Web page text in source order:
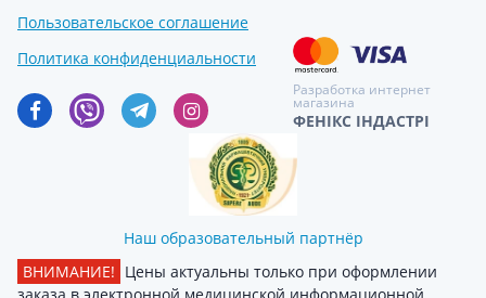
Пользовательское соглашение
Политика конфиденциальности
Разработка интернет
магазина
ФЕНІКС ІНДАСТРІ
Наш образовательный партнёр
ВНИМАНИЕ! Цены актуальны только при оформлении
заказа в электронной медицинской информационной